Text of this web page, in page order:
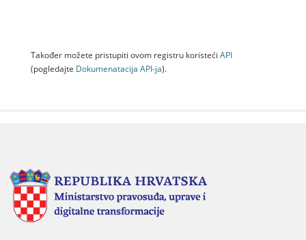
Također možete pristupiti ovom registru koristeći API
(pogledajte Dokumenаtаcijа API-jа).